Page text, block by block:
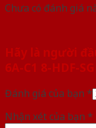
Chưa có đánh giá
Hãy là người
6A-C1 8-HDF-
Đánh giá của bạn *
Nhận xét của bạn *